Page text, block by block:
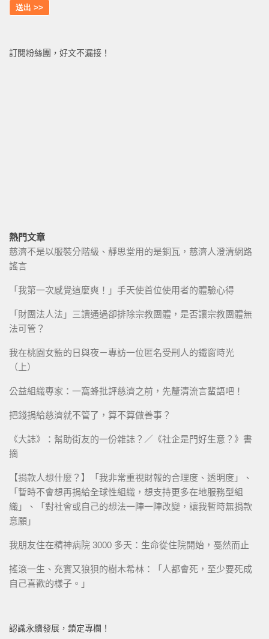
訂閱粉絲團，好文不漏接！
熱門文章
慈濟不是以服裝分階級、靜思堂用的是銅瓦，慈濟人澄清網路
謠言
「我第一次感覺這麼爽！」手天使首位使用者的體驗心得
「財團法人法」三讀通過卻排除宗教團體，是否讓宗教團體無
法可管？
我在桃園女監的日與夜－專訪一位匿名受刑人的鐵窗時光
（上）
公益組織專家：一窩蜂批評慈濟之前，先釐清流言蜚語吧！
把錢捐給慈濟就不管了，算不算做善事？
《大誌》：幫助街友的一份雜誌？／《社企是門好生意？》書
摘
【捐款人想什麼？】「我非常重視財報的合理度、透明度」、
「暫時不會想再捐給全球性組織，想支持更多在地服務型組
織」、「對社會或自己的想法一陣一陣改變，讓我暫時無捐款
意願」
我朋友住在精神病院 3000 多天：生命從住院開始，戞然而止
搖滾一生、充實又狼狽的樹木希林：「人都會死，至少要死成
自己喜歡的樣子。」
認識永續發展，鎖定專欄！